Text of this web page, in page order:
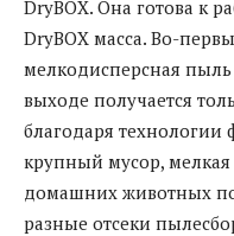
DryBOX. Она готова к
DryBOX масса. Во-
мелкодисперсная пыль
выходе получается
благодаря
крупный мусор,
домашних животных
разные отсеки